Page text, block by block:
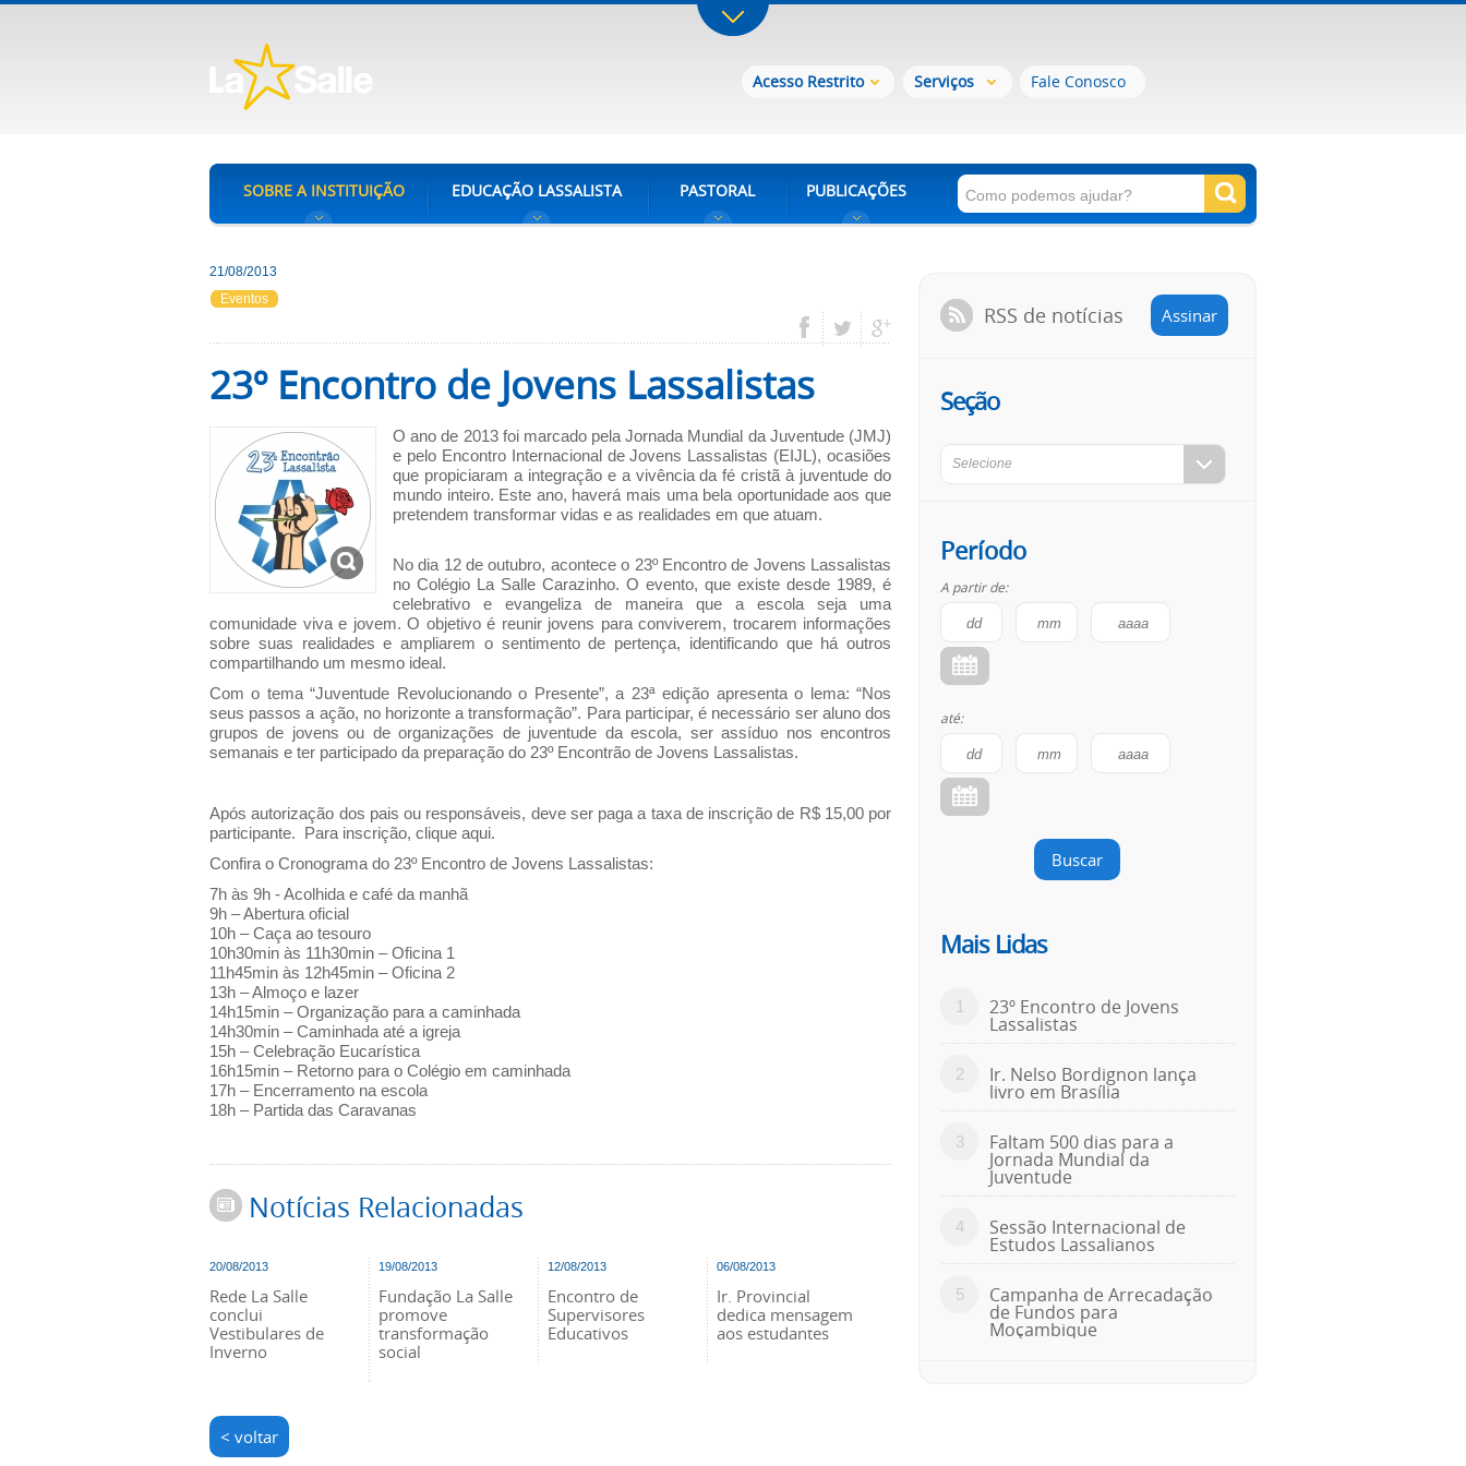
Acesso Restrito Serviços Fale Conosco
SOBRE A INSTITUIÇÃO EDUCAÇÃO LASSALISTA PASTORAL PUBLICAÇÕES
21/08/2013
Eventos
23º Encontro de Jovens Lassalistas
O ano de 2013 foi marcado pela Jornada Mundial da Juventude (JMJ)
e pelo Encontro Internacional de Jovens Lassalistas (EIJL), ocasiões
que propiciaram a integração e a vivência da fé cristã à juventude do
mundo inteiro. Este ano, haverá mais uma bela oportunidade aos que
pretendem transformar vidas e as realidades em que atuam.
No dia 12 de outubro, acontece o 23º Encontro de Jovens Lassalistas
no Colégio La Salle Carazinho. O evento, que existe desde 1989, é
celebrativo e evangeliza de maneira que a escola seja uma
comunidade viva e jovem. O objetivo é reunir jovens para conviverem, trocarem informações
sobre suas realidades e ampliarem o sentimento de pertença, identificando que há outros
compartilhando um mesmo ideal.
Com o tema “Juventude Revolucionando o Presente”, a 23ª edição apresenta o lema: “Nos
seus passos a ação, no horizonte a transformação”. Para participar, é necessário ser aluno dos
grupos de jovens ou de organizações de juventude da escola, ser assíduo nos encontros
semanais e ter participado da preparação do 23º Encontrão de Jovens Lassalistas.
Após autorização dos pais ou responsáveis, deve ser paga a taxa de inscrição de R$ 15,00 por
participante. Para inscrição, clique aqui.
Confira o Cronograma do 23º Encontro de Jovens Lassalistas:
7h às 9h - Acolhida e café da manhã
9h – Abertura oficial
10h – Caça ao tesouro
10h30min às 11h30min – Oficina 1
11h45min às 12h45min – Oficina 2
13h – Almoço e lazer
14h15min – Organização para a caminhada
14h30min – Caminhada até a igreja
15h – Celebração Eucarística
16h15min – Retorno para o Colégio em caminhada
17h – Encerramento na escola
18h – Partida das Caravanas
Notícias Relacionadas
20/08/2013
Rede La Salle
conclui
Vestibulares de
Inverno
19/08/2013
Fundação La Salle
promove
transformação
social
12/08/2013
Encontro de
Supervisores
Educativos
06/08/2013
Ir. Provincial
dedica mensagem
aos estudantes
< voltar
RSS de notícias Assinar
Seção
Selecione
Período
A partir de:
até:
Buscar
Mais Lidas
1 23º Encontro de Jovens
Lassalistas
2 Ir. Nelso Bordignon lança
livro em Brasília
3 Faltam 500 dias para a
Jornada Mundial da
Juventude
4 Sessão Internacional de
Estudos Lassalianos
5 Campanha de Arrecadação
de Fundos para
Moçambique